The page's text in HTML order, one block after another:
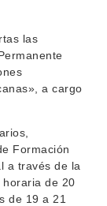
las
a cargo
Formación
a través de la
de 20
de 19 a 21